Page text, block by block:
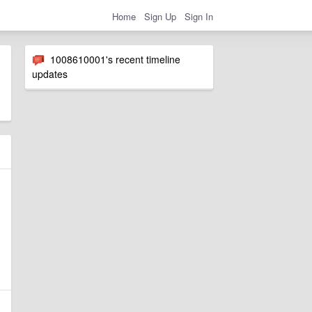
Home Sign Up Sign In
1008610001's recent timeline
updates